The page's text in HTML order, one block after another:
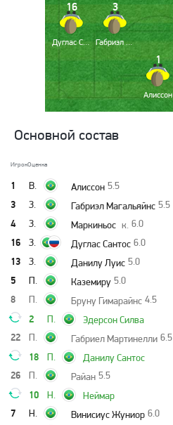
1
Алиссон
3
Габриэл Магальяйнс
16
Дуглас Сантос
Основной состав
ИгрокОценка
1 В. Алиссон 5.5
3 З. Габриэл Магальяйнс 5.5
4 З. Маркиньос к. 6.0
16 З. Дуглас Сантос 6.0
13 З. Данилу Луис 5.0
5 П. Каземиру 5.0
8 П. Бруну Гимарайнс 4.5
2 П. Эдерсон Силва
22 П. Габриел Мартинелли 6.5
18 П. Данилу Сантос
26 П. Райан 5.5
10 Н. Неймар
7 Н. Винисиус Жуниор 6.0